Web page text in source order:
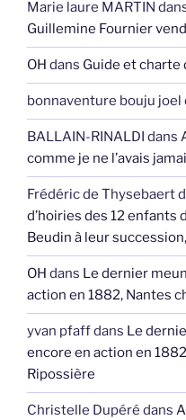
Marie laure MARTIN
Guillemine Fournier
OH dans Guide et charte
bonnaventure bouju joel
BALLAIN-RINALDI dans
comme je ne l’avais
Frédéric de Thysebaert
d’hoiries des 12 enfants
Beudin à leur
OH dans Le dernier
action en 1882, Nantes
yvan pfaffdans Le
encore en action en
Ripossière
Christelle Dupéré dans